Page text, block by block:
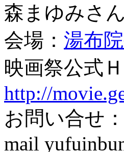
森まゆみさ
会場： 湯布
映画祭公式Ｈ
http://
お問い合せ
mail